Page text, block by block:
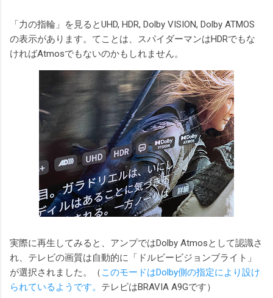
「力の指輪」を見るとUHD, HDR, Dolby VISION, Dolby ATMOS
の表示があります。てことは、スパイダーマンはHDRでもな
ければAtmosでもないのかもしれません。
実際に再生してみると、アンプではDolby Atmosとして認識さ
れ、テレビの画質は自動的に「ドルビービジョンブライト」
が選択されました。（ このモードはDolby側の指定により設け
られているようです。 テレビはBRAVIA A9Gです）